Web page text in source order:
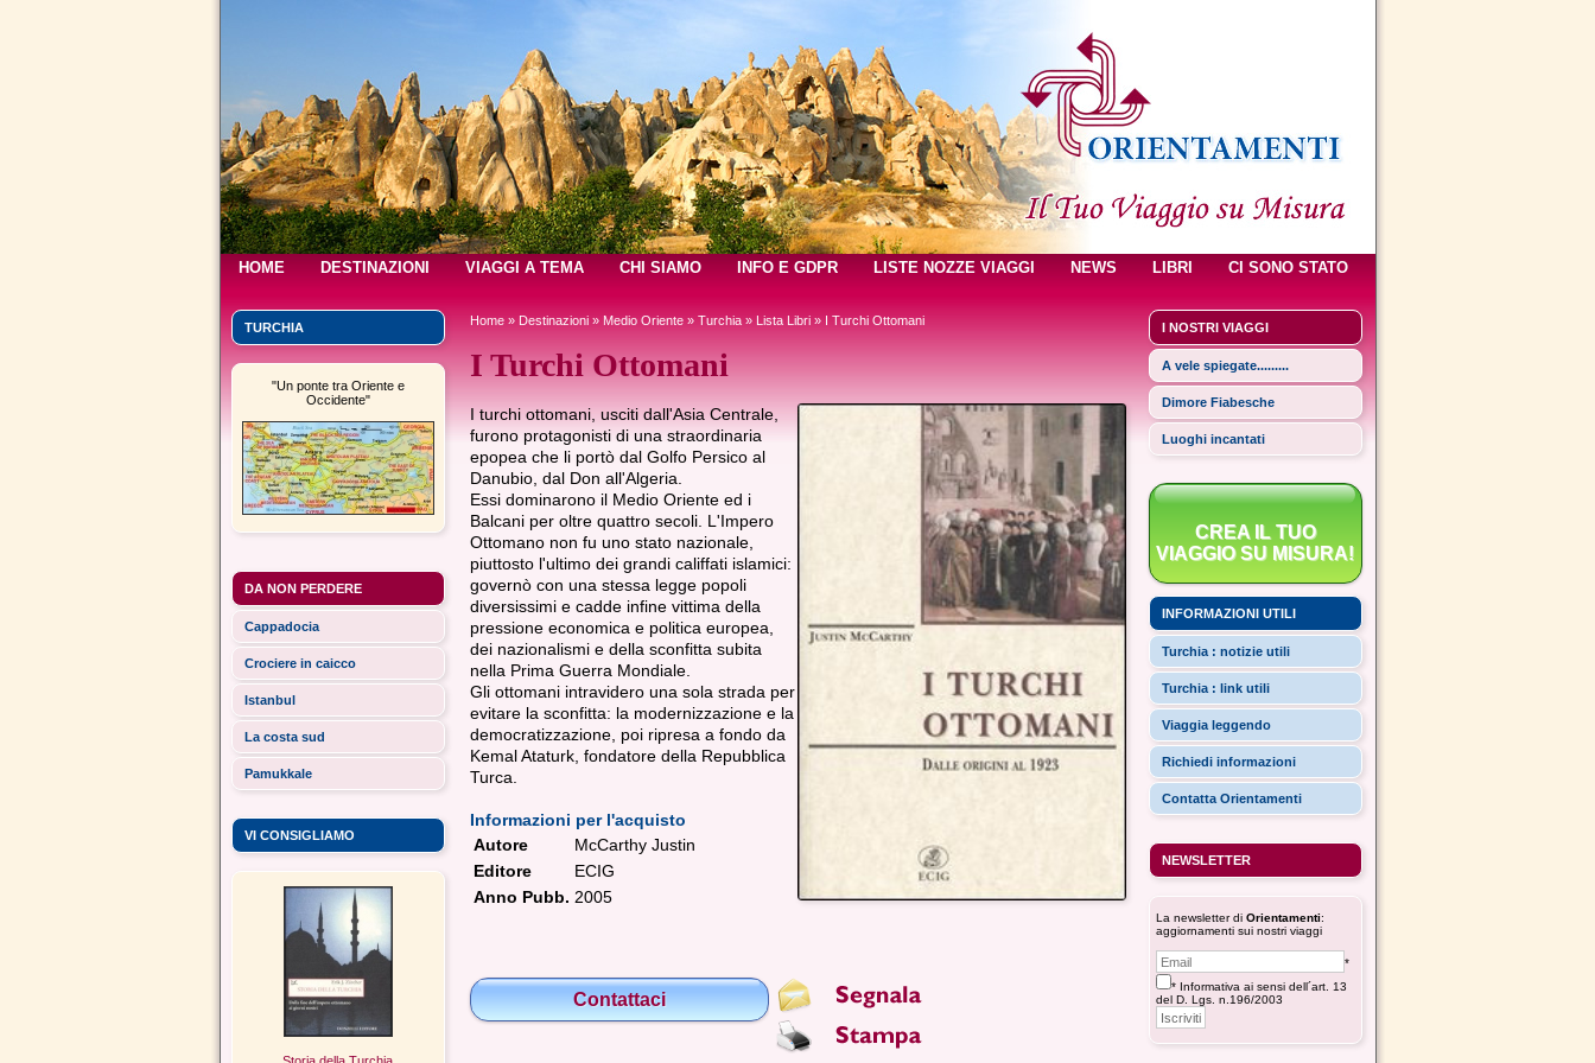
HOME DESTINAZIONI VIAGGI A TEMA CHI SIAMO INFO E GDPR LISTE NOZZE VIAGGI NEWS LIBRI CI SONO STATO
TURCHIA
"Un ponte tra Oriente e
Occidente"
DA NON PERDERE
Cappadocia
Crociere in caicco
Istanbul
La costa sud
Pamukkale
VI CONSIGLIAMO
Home» Destinazioni» Medio Oriente» Turchia» Lista Libri» I Turchi Ottomani
I Turchi Ottomani
I turchi ottomani, usciti dall'Asia Centrale,
furono protagonisti di una straordinaria
epopea che li portò dal Golfo Persico al
Danubio, dal Don all'Algeria.
Essi dominarono il Medio Oriente ed i
Balcani per oltre quattro secoli. L'Impero
Ottomano non fu uno stato nazionale,
piuttosto l'ultimo dei grandi califfati islamici:
governò con una stessa legge popoli
diversissimi e cadde infine vittima della
pressione economica e politica europea,
dei nazionalismi e della sconfitta subita
nella Prima Guerra Mondiale.
Gli ottomani intravidero una sola strada per
evitare la sconfitta: la modernizzazione e la
democratizzazione, poi ripresa a fondo da
Kemal Ataturk, fondatore della Repubblica
Turca.
Informazioni per l'acquisto
Autore
McCarthy Justin
Editore
ECIG
Anno Pubb. 2005
Contattaci
I NOSTRI VIAGGI
A vele spiegate.........
Dimore Fiabesche
Luoghi incantati
CREA IL TUO
VIAGGIO SU MISURA!
INFORMAZIONI UTILI
Turchia : notizie utili
Turchia : link utili
Viaggia leggendo
Richiedi informazioni
Contatta Orientamenti
NEWSLETTER
La newsletter di Orientamenti:
aggiornamenti sui nostri viaggi
*
* Informativa ai sensi dell´art. 13
del D. Lgs. n.196/2003